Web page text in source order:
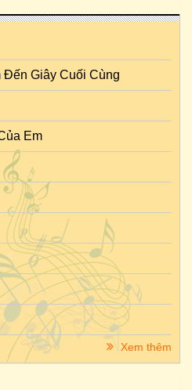
Đến Giây Cuối Cùng
Em
Xem thêm